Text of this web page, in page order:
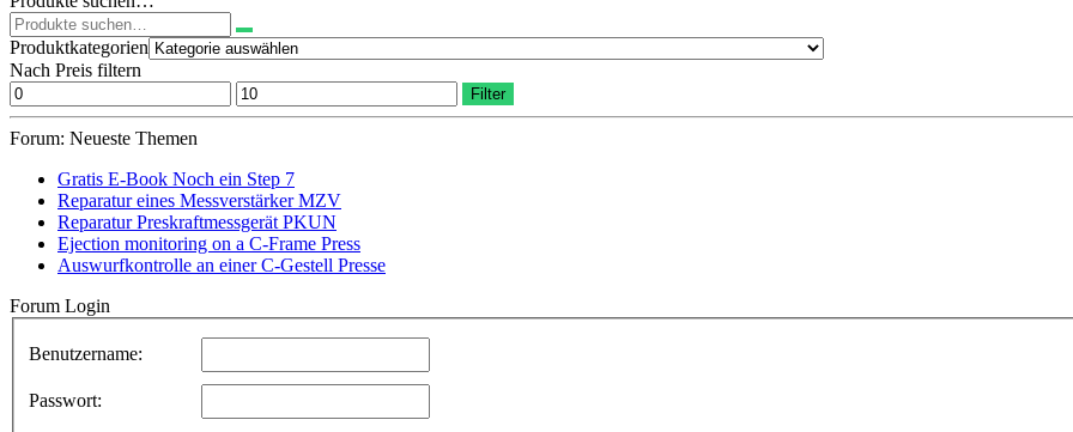
10,00 €
Suchen
nach:
Produktkategorien
Nach Preis filtern
Min.
Preis
Max.
Preis
Filter
Forum: Neueste Themen
Gratis E-Book Noch ein Step 7
Reparatur eines Messverstärker MZV
Reparatur Preskraftmessgerät PKUN
Ejection monitoring on a C-Frame Press
Auswurfkontrolle an einer C-Gestell Presse
Forum Login
Benutzername:
Passwort: